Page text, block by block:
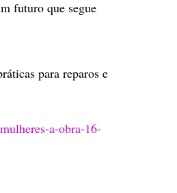
futuro que segue
para reparos e
a-obra-16-